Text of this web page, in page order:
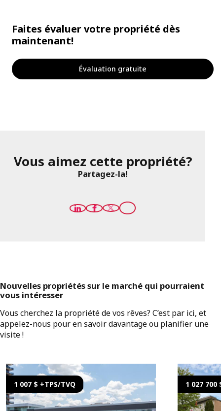
Faites évaluer votre propriété dès
maintenant!
Évaluation gratuite
Vous aimez cette propriété?
Partagez-la!
Nouvelles propriétés sur le marché qui pourraient
vous intéresser
Vous cherchez la propriété de vos rêves? C’est par ici, et
appelez-nous pour en savoir davantage ou planifier une
visite !
1 007 $ +TPS/TVQ 1 027 700